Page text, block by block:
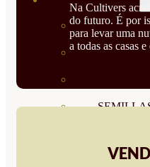
VER
Na Cultivers
do futuro. É por
para levar uma
a todas as casas